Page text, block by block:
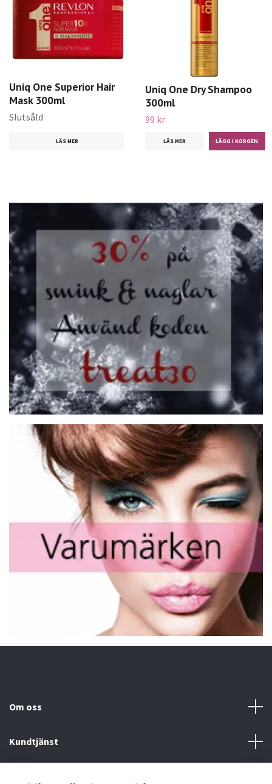
Uniq One Superior Hair
Mask 300ml
Slutsåld
LÄS MER
Uniq One Dry Shampoo
300ml
99 kr
LÄS MER
Om oss
Kundtjänst